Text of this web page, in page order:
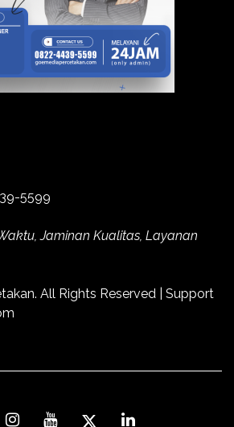
5599
Jaminan Kualitas, Layanan
All Rights Reserved | Support